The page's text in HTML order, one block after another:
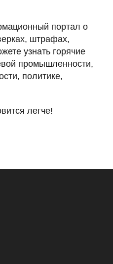
портал о
штрафах,
узнать горячие
промышленности,
политике,
легче!